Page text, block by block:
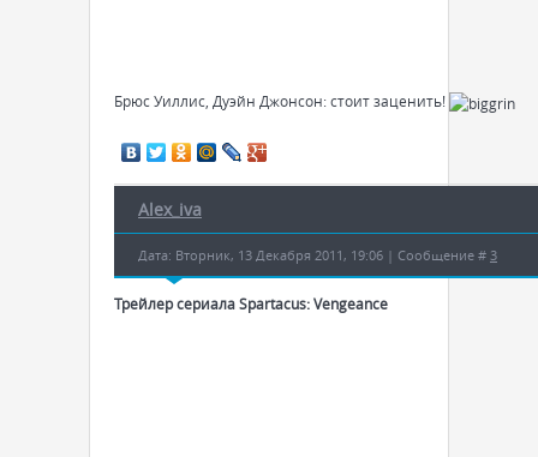
Брюс Уиллис, Дуэйн Джонсон: стоит заценить!
Alex_iva
Дата: Вторник, 13 Декабря 2011, 19:06 | Сообщение # 3
Трейлер сериала Spartacus: Vengeance